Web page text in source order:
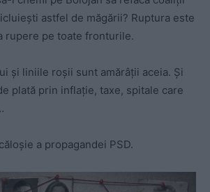
astfel de măgării? Ruptura este
rupere pe toate fronturile.
și liniile roșii sunt amărâții aceia. Și
plată prin inflație, taxe, spitale care
a propagandei PSD.